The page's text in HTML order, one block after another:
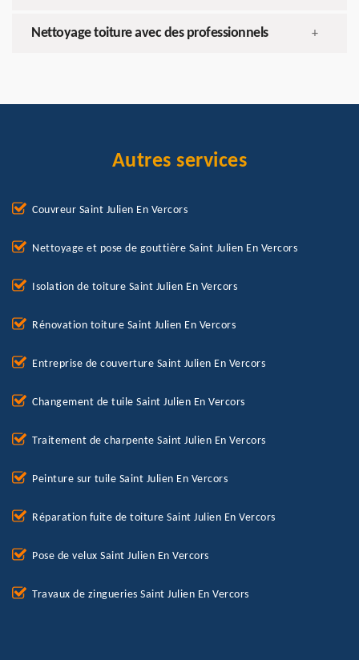
Nettoyage toiture avec des professionnels +
Autres services
Couvreur Saint Julien En Vercors
Nettoyage et pose de gouttière Saint Julien En Vercors
Isolation de toiture Saint Julien En Vercors
Rénovation toiture Saint Julien En Vercors
Entreprise de couverture Saint Julien En Vercors
Changement de tuile Saint Julien En Vercors
Traitement de charpente Saint Julien En Vercors
Peinture sur tuile Saint Julien En Vercors
Réparation fuite de toiture Saint Julien En Vercors
Pose de velux Saint Julien En Vercors
Travaux de zingueries Saint Julien En Vercors